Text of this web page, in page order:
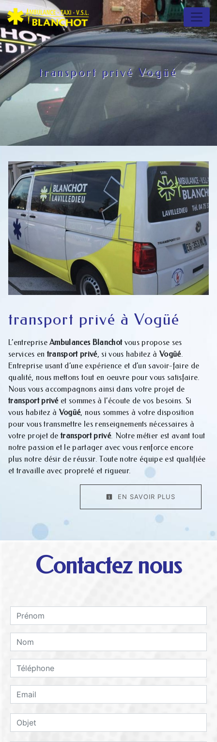
Panneau de gestion des cookies
transport privé Vogüé
transport privé à Vogüé
L’entrepriseAmbulances Blanchotvous propose ses
services en transport privé, si vous habitez àVogüé.
Entreprise usant d’une expérience et d’un savoir-faire de
qualité, nous mettons tout en oeuvre pour vous satisfaire.
Nous vous accompagnons ainsi dans votre projet de
transport privéet sommes à l’écoute de vos besoins. Si
vous habitez à Vogüé, nous sommes à votre disposition
pour vous transmettre les renseignements nécessaires à
votre projet detransport privé. Notre métier est avant tout
notre passion et le partager avec vous renforce encore
plus notre désir de réussir. Toute notre équipe est qualifiée
et travaille avec propreté et rigueur.
EN SAVOIR PLUS
Contactez nous